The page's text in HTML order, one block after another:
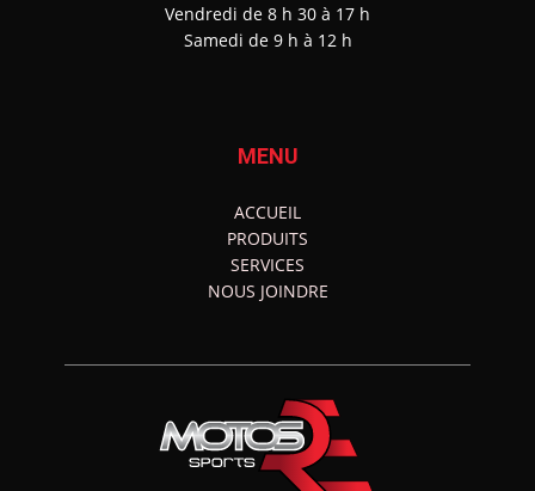
Vendredi de 8 h 30 à 17 h
Samedi de 9 h à 12 h
MENU
ACCUEIL
PRODUITS
SERVICES
NOUS JOINDRE